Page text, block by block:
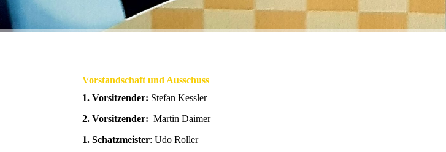
Vorstandschaft und Ausschuss
1. Vorsitzender: Stefan Kessler
2. Vorsitzender:Martin Daimer
1. Schatzmeister: Udo Roller